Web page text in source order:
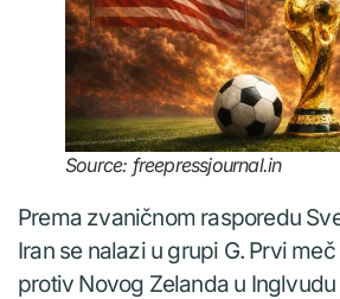
Source: freepressjournal.in
Prema zvaničnom rasporedu
Iran se nalazi u grupi G. Prvi meč
protiv Novog Zelanda u